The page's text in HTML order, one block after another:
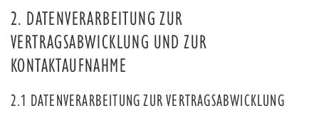
2. DATENVERARBEITUNG ZUR
VERTRAGSABWICKLUNG UND ZUR
KONTAKTAUFNAHME
2.1 DATENVERARBEITUNG ZUR VERTRAGSABWICKLUNG